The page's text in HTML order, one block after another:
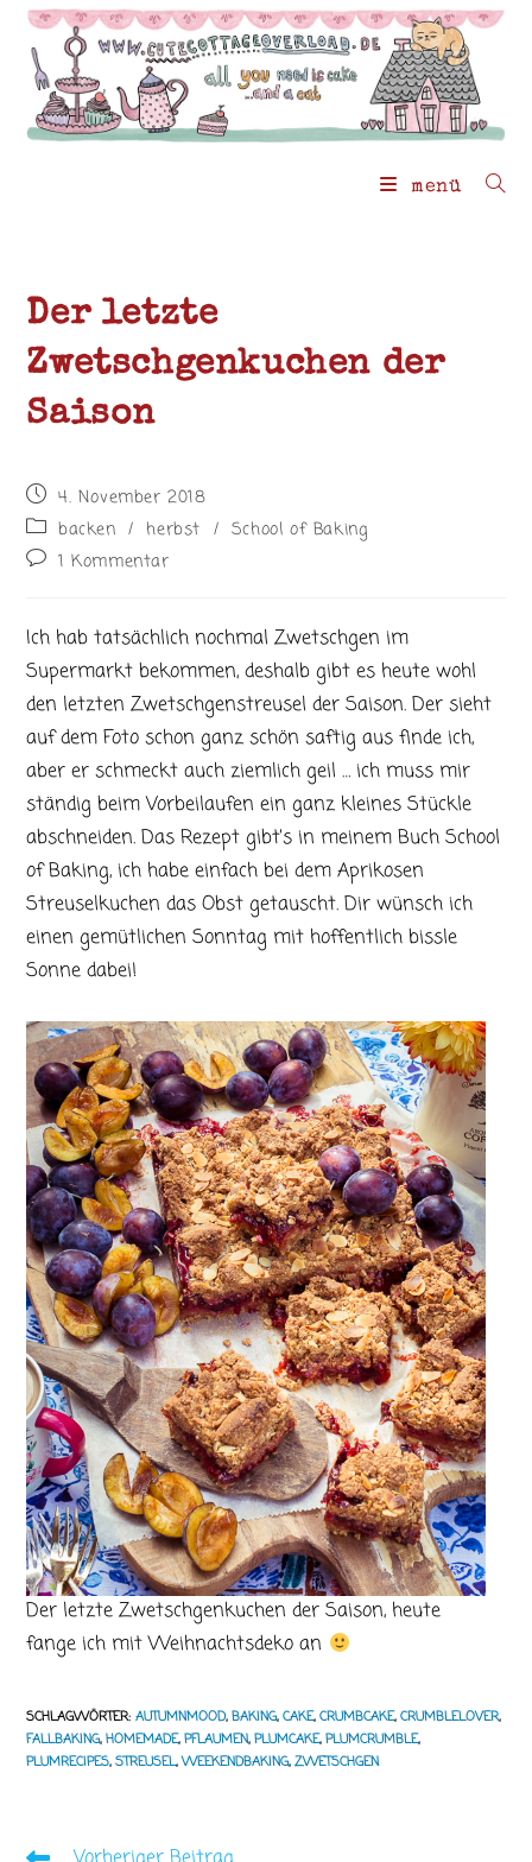
Zum
Inhalt
springen
menü
Der letzte
Zwetschgenkuchen der
Saison
Beitrag
veröffentlicht:
4. November 2018
Beitrags-
Kategorie:
backen / herbst / School of Baking
Beitrags-
1 Kommentar
Ich hab tatsächlich nochmal Zwetschgen im
Supermarkt bekommen, deshalb gibt es heute wohl
den letzten Zwetschgenstreusel der Saison. Der sieht
auf dem Foto schon ganz schön saftig aus finde ich,
aber er schmeckt auch ziemlich geil … ich muss mir
ständig beim Vorbeilaufen ein ganz kleines Stückle
abschneiden. Das Rezept gibt’s in meinem Buch School
of Baking, ich habe einfach bei dem Aprikosen
Streuselkuchen das Obst getauscht. Dir wünsch ich
einen gemütlichen Sonntag mit hoffentlich bissle
Sonne dabei!
Der letzte Zwetschgenkuchen der Saison, heute
fange ich mit Weihnachtsdeko an
SCHLAGWÖRTER:AUTUMNMOOD, BAKING, CAKE, CRUMBCAKE, CRUMBLELOVER,
FALLBAKING, HOMEMADE, PFLAUMEN, PLUMCAKE, PLUMCRUMBLE,
PLUMRECIPES, STREUSEL, WEEKENDBAKING, ZWETSCHGEN
Weitere